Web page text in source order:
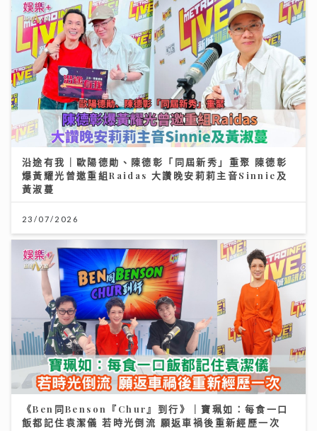
沿途有我｜歐陽德勛、陳德彰「同屆新秀」重聚 陳德彰
爆黃耀光曾邀重組Raidas 大讚晚安莉莉主音Sinnie及
黃淑蔓
23/07/2026
《Ben同Benson『Chur』到行》｜寶珮如：每食一口
飯都記住袁潔儀 若時光倒流 願返車禍後重新經歷一次